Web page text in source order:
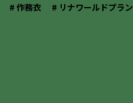
# 作務衣
# リナワールドプラン